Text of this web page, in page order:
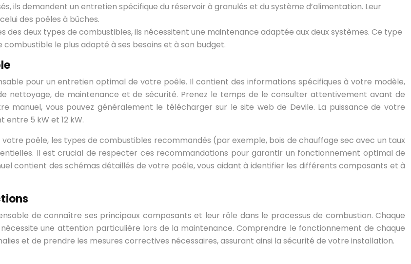
ils demandent un entretien spécifique du réservoir à granulés et du système d’alimentation. Leur
des poêles à bûches.
des deux types de combustibles, ils nécessitent une maintenance adaptée aux deux systèmes. Ce type
le plus adapté à ses besoins et à son budget.
pour un entretien optimal de votre poêle. Il contient des informations spécifiques à votre modèle,
nettoyage, de maintenance et de sécurité. Prenez le temps de le consulter attentivement avant de
manuel, vous pouvez généralement le télécharger sur le site web de Devile. La puissance de votre
5 kW et 12 kW.
poêle, les types de combustibles recommandés (par exemple, bois de chauffage sec avec un taux
Il est crucial de respecter ces recommandations pour garantir un fonctionnement optimal de
contient des schémas détaillés de votre poêle, vous aidant à identifier les différents composants et à
de connaître ses principaux composants et leur rôle dans le processus de combustion. Chaque
une attention particulière lors de la maintenance. Comprendre le fonctionnement de chaque
et de prendre les mesures correctives nécessaires, assurant ainsi la sécurité de votre installation.